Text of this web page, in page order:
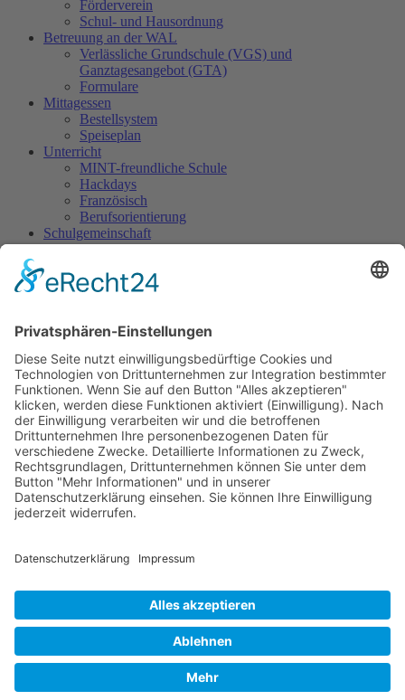
Förderverein
Schul- und Hausordnung
Betreuung an der WAL
Verlässliche Grundschule (VGS) und
Ganztagesangebot (GTA)
Formulare
Mittagessen
Bestellsystem
Speiseplan
Unterricht
MINT-freundliche Schule
Hackdays
Französisch
Berufsorientierung
Schulgemeinschaft
Schulsozialarbeit
Sani-Dienst
World Robot Olympiad (WRO)
GemüseAckerdemie
Schüler-Band
Grundschul-Chor
Catering-AG
Eltern
Elternnachricht
Allgemeine Informationen
Elternbeirat
Anmeldung
Anmeldung Grundschule
Polizei
Prüfungen
Elternsprechtag
Ferien
WAL im NBL Bötzingen
Aktuell